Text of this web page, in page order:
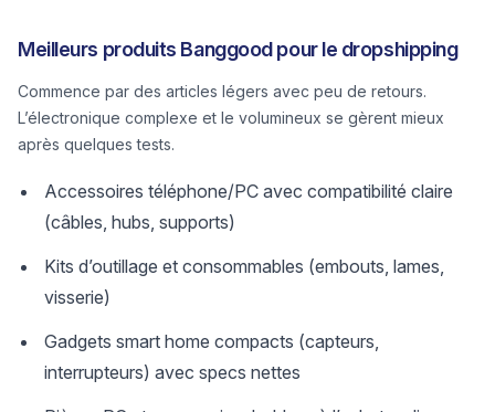
Meilleurs produits Banggood pour le dropshipping
Commence par des articles légers avec peu de retours.
L’électronique complexe et le volumineux se gèrent mieux
après quelques tests.
Accessoires téléphone/PC avec compatibilité claire
(câbles, hubs, supports)
Kits d’outillage et consommables (embouts, lames,
visserie)
Gadgets smart home compacts (capteurs,
interrupteurs) avec specs nettes